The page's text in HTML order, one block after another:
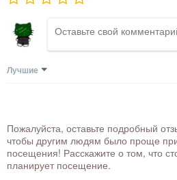
Лучшие
Пожалуйста, оставьте подробный
чтобы другим людям было проще
посещения! Расскажите о том, что
планирует посещение.